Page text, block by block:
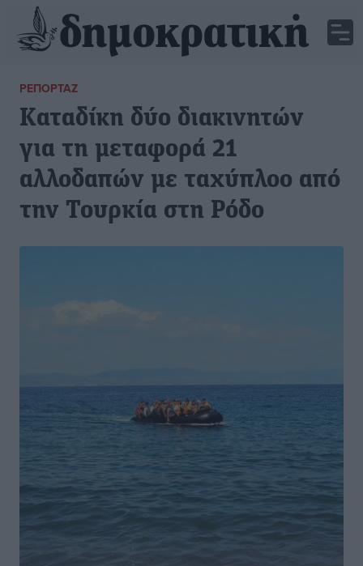
ΡΕΠΟΡΤΆΖ
Καταδίκη δύο διακινητών
για τη μεταφορά 21
αλλοδαπών με ταχύπλοο από
την Τουρκία στη Ρόδο